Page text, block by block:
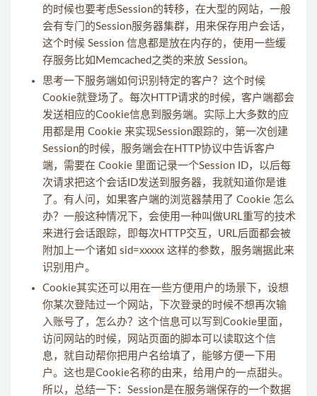
的时候也要考虑Session的转移，在大型的网站，一般
会有专门的Session服务器集群，用来保存用户会话，
这个时候 Session 信息都是放在内存的，使用一些缓
存服务比如Memcached之类的来放 Session。
思考一下服务端如何识别特定的客户？这个时候
Cookie就登场了。每次HTTP请求的时候，客户端都会
发送相应的Cookie信息到服务端。实际上大多数的应
用都是用 Cookie 来实现Session跟踪的，第一次创建
Session的时候，服务端会在HTTP协议中告诉客户
端，需要在 Cookie 里面记录一个Session ID，以后每
次请求把这个会话ID发送到服务器，我就知道你是谁
了。有人问，如果客户端的浏览器禁用了 Cookie 怎么
办？一般这种情况下，会使用一种叫做URL重写的技术
来进行会话跟踪，即每次HTTP交互，URL后面都会被
附加上一个诸如 sid=xxxxx 这样的参数，服务端据此来
识别用户。
Cookie其实还可以用在一些方便用户的场景下，设想
你某次登陆过一个网站，下次登录的时候不想再次输
入账号了，怎么办？这个信息可以写到Cookie里面，
访问网站的时候，网站页面的脚本可以读取这个信
息，就自动帮你把用户名给填了，能够方便一下用
户。这也是Cookie名称的由来，给用户的一点甜头。
所以，总结一下：Session是在服务端保存的一个数据